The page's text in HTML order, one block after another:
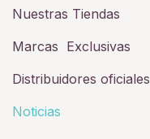
Nuestras Tiendas
Marcas Exclusivas
Distribuidores oficiales
Noticias